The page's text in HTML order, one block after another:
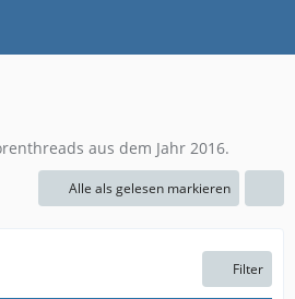
aus dem Jahr 2016.
Alle als gelesen markieren
Filter